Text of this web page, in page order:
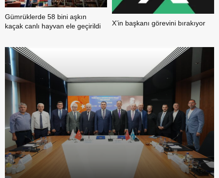
Gümrüklerde 58 bini aşkın
kaçak canlı hayvan ele geçirildi
X’in başkanı görevini bırakıyor